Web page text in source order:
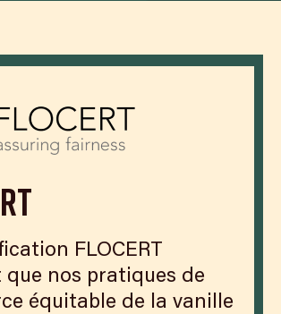
FLOCERT
nos pratiques de
équitable de la vanille